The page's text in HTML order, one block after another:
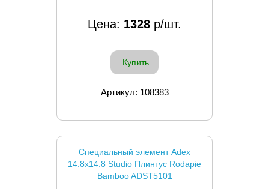
Цена: 1328 р/шт.
Купить
Артикул: 108383
Специальный элемент Adex
14.8x14.8 Studio Плинтус Rodapie
Bamboo ADST5101